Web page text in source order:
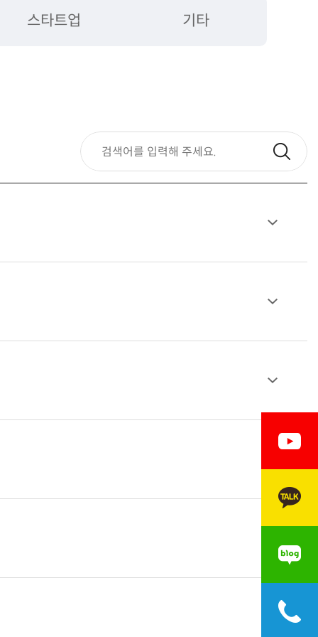
스타트업 기타